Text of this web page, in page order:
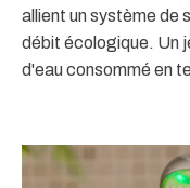
allient un système de
débit écologique. Un
d'eau consommé en